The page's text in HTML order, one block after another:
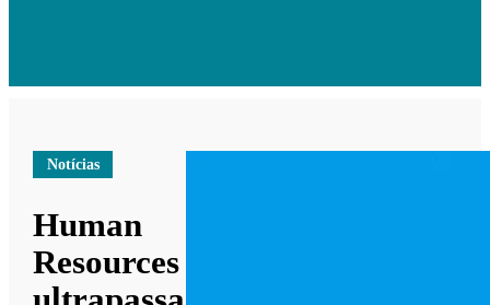
Notícias
Human
Resources